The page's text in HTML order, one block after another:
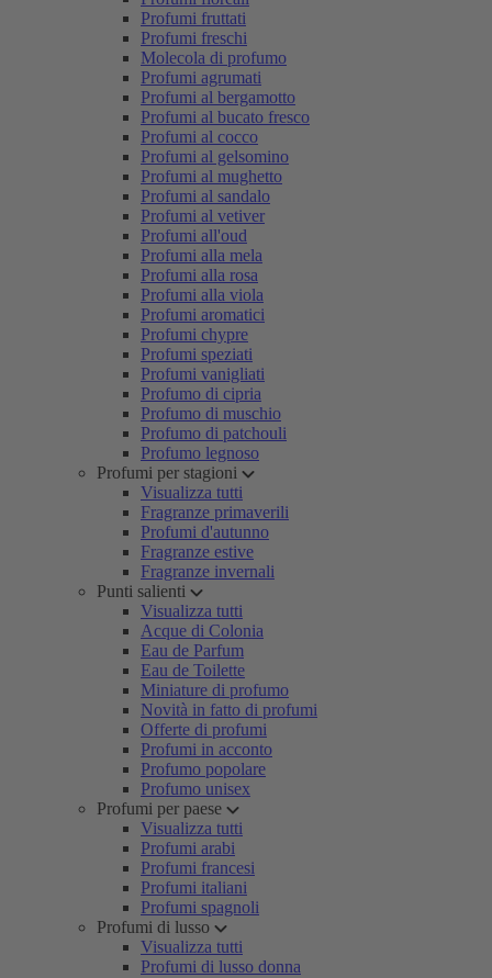
Profumi fruttati
Profumi freschi
Molecola di profumo
Profumi agrumati
Profumi al bergamotto
Profumi al bucato fresco
Profumi al cocco
Profumi al gelsomino
Profumi al mughetto
Profumi al sandalo
Profumi al vetiver
Profumi all'oud
Profumi alla mela
Profumi alla rosa
Profumi alla viola
Profumi aromatici
Profumi chypre
Profumi speziati
Profumi vanigliati
Profumo di cipria
Profumo di muschio
Profumo di patchouli
Profumo legnoso
Profumi per stagioni
Visualizza tutti
Fragranze primaverili
Profumi d'autunno
Fragranze estive
Fragranze invernali
Punti salienti
Visualizza tutti
Acque di Colonia
Eau de Parfum
Eau de Toilette
Miniature di profumo
Novità in fatto di profumi
Offerte di profumi
Profumi in acconto
Profumo popolare
Profumo unisex
Profumi per paese
Visualizza tutti
Profumi arabi
Profumi francesi
Profumi italiani
Profumi spagnoli
Profumi di lusso
Visualizza tutti
Profumi di lusso donna